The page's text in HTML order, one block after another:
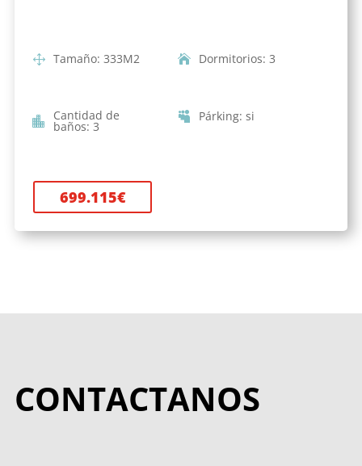
Tamaño: 333M2 Dormitorios: 3
Cantidad de
baños: 3
Párking: si
699.115€
CONTACTANOS